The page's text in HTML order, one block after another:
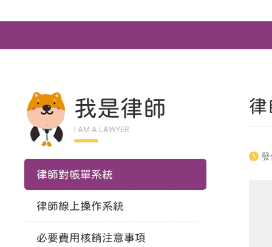
我是律師
I AM A LAWYER
律師對帳單系統
律師線上操作系統
必要費用核銷注意事項
發